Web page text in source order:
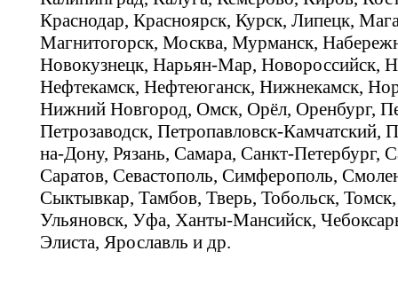
Краснодар, Красноярск, Курск, Липецк,
Магнитогорск, Москва, Мурманск,
Новокузнецк, Нарьян-Мар, Новороссийск,
Нефтекамск, Нефтеюганск, Нижнекамск,
Нижний Новгород, Омск, Орёл, Оренбург,
Петрозаводск, Петропавловск-Камчатский,
на-Дону, Рязань, Самара, Санкт-Петербург,
Саратов, Севастополь, Симферополь,
Сыктывкар, Тамбов, Тверь, Тобольск,
Ульяновск, Уфа, Ханты-Мансийск,
Элиста, Ярославль и др.